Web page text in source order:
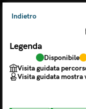
Il biglietto consente
al
Indietro
Legenda
Disponibile
Visita guidata
Visita guidata